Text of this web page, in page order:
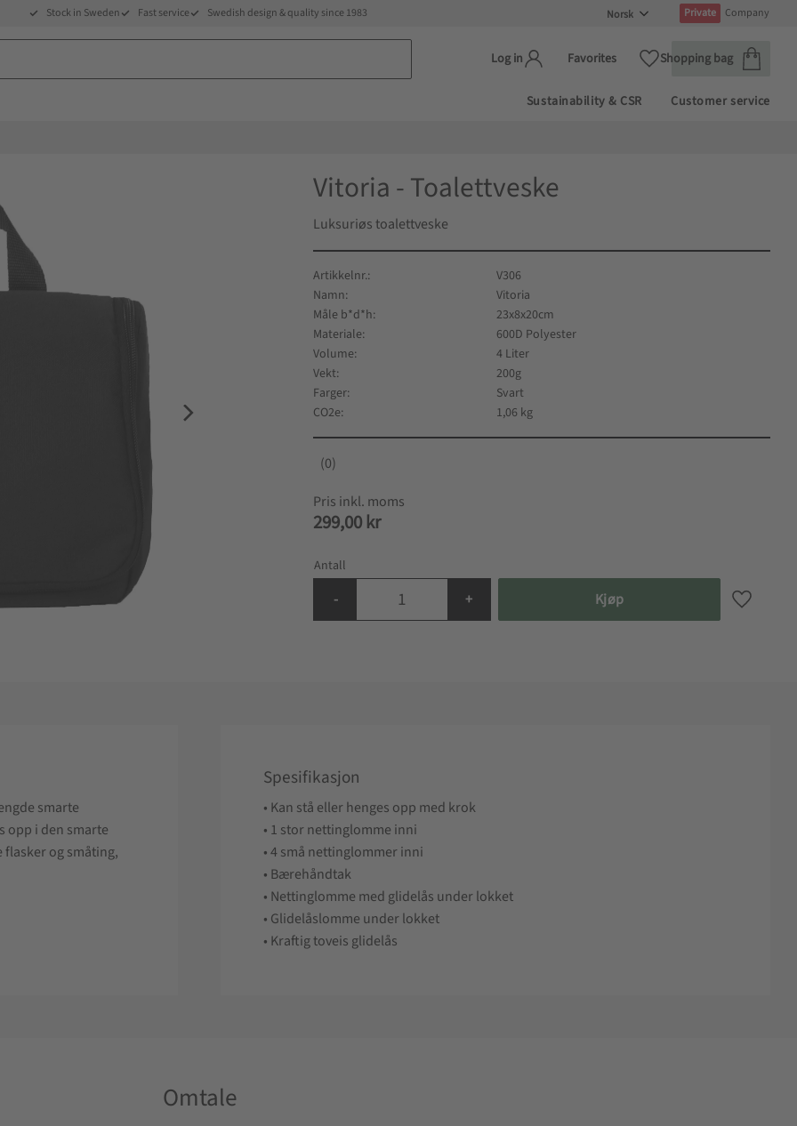
Stock in Sweden Fast service Swedish design & quality since 1983 Private Company
Log in Favorites Shopping bag
Favoritter
Sustainability & CSR Customer service
Vitoria - Toalettveske
Luksuriøs toalettveske
299,00 kr
Antall
+
- Kjøp Lagre
Artikkelnr.
V306
Namn
Vitoria
Måle b*d*h
23x8x20cm
Materiale
600D Polyester
Volume
4 Liter
Vekt
200g
Farger
Svart
CO2e
1,06 kg
0
smarte
opp i den smarte
og småting,
Spesifikasjon
• Kan stå eller henges opp med krok
• 1 stor nettinglomme inni
• 4 små nettinglommer inni
• Bærehåndtak
• Nettinglomme med glidelås under lokket
• Glidelåslomme under lokket
• Kraftig toveis glidelås
Omtale